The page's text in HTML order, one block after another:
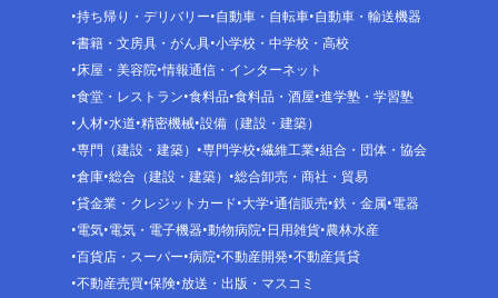
持ち帰り・デリバリー 自動車・自転車 自動車・輸送機器
書籍・文房具・がん具 小学校・中学校・高校
床屋・美容院 情報通信・インターネット
食堂・レストラン 食料品 食料品・酒屋 進学塾・学習塾
人材 水道 精密機械 設備（建設・建築）
専門（建設・建築）
専門学校 繊維工業 組合・団体・協会
倉庫 総合（建設・建築）
総合卸売・商社・貿易
貸金業・クレジットカード 大学 通信販売 鉄・金属 電器
電気 電気・電子機器 動物病院 日用雑貨 農林水産
百貨店・スーパー 病院 不動産開発 不動産賃貸
不動産売買 保険 放送・出版・マスコミ